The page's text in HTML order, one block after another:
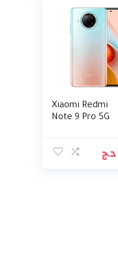
Xiaomi Redmi
Note 9 Pro 5G
د.ج